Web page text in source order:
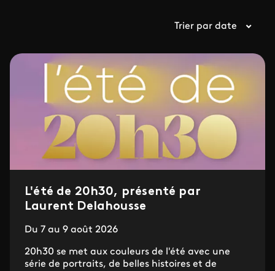
Trier par date
L'été de 20h30, présenté par
Laurent Delahousse
Du 7 au 9 août 2026
20h30 se met aux couleurs de l'été avec une
série de portraits, de belles histoires et de